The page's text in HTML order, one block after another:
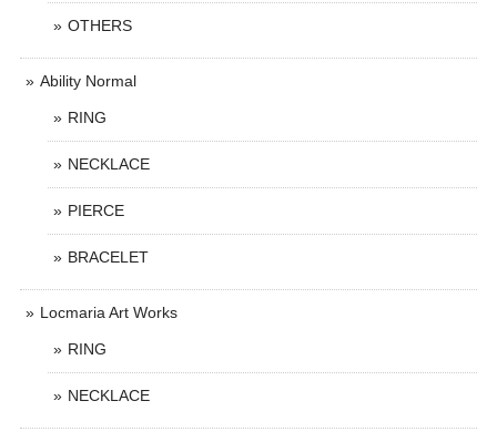
OTHERS
Ability Normal
RING
NECKLACE
PIERCE
BRACELET
Locmaria Art Works
RING
NECKLACE